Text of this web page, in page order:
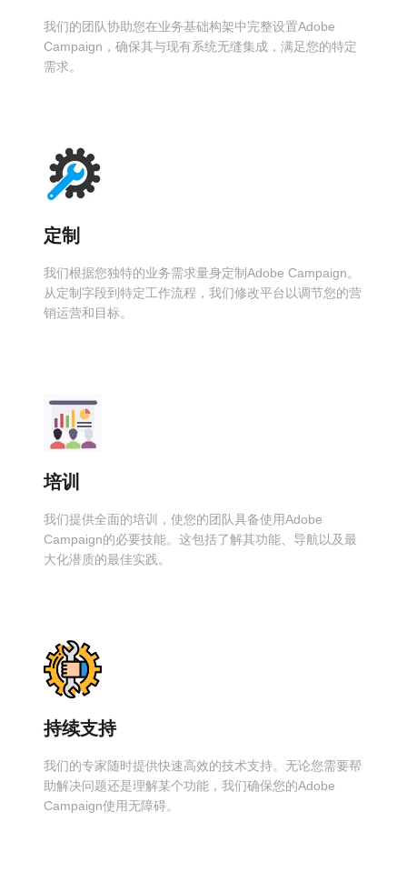
我们的团队协助您在业务基础构架中完整设置Adobe
Campaign，确保其与现有系统无缝集成，满足您的特定
需求。
定制
我们根据您独特的业务需求量身定制Adobe Campaign。
从定制字段到特定工作流程，我们修改平台以调节您的营
销运营和目标。
培训
我们提供全面的培训，使您的团队具备使用Adobe
Campaign的必要技能。这包括了解其功能、导航以及最
大化潜质的最佳实践。
持续支持
我们的专家随时提供快速高效的技术支持。无论您需要帮
助解决问题还是理解某个功能，我们确保您的Adobe
Campaign使用无障碍。